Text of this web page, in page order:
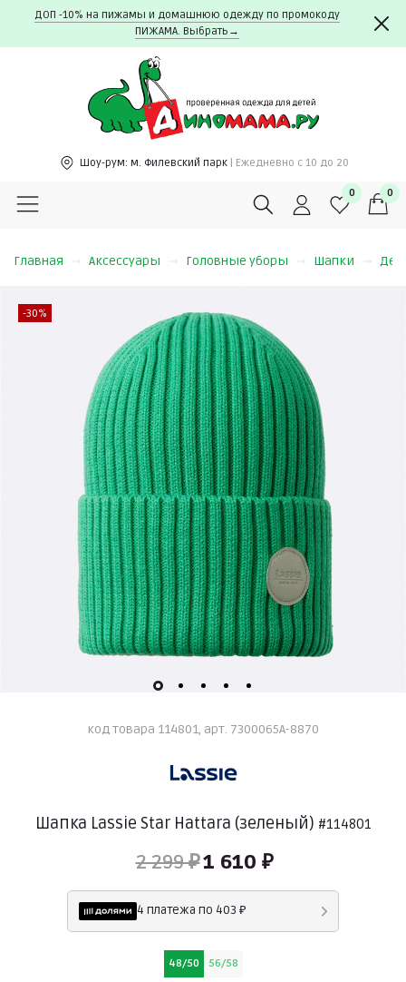
ДОП -10% на пижамы и домашнюю одежду по промокоду
ПИЖАМА. Выбрать→
Шоу-рум: м. Филевский парк | Ежедневно c 10 до 20
0 0
Главная Аксессуары Головные уборы Шапки
-30%
код товара 114801, арт. 7300065A-8870
Шапка Lassie Star Hattara (зеленый) #114801
2 299 ₽1 610 ₽
4 платежа по 403 ₽
48/50 56/58